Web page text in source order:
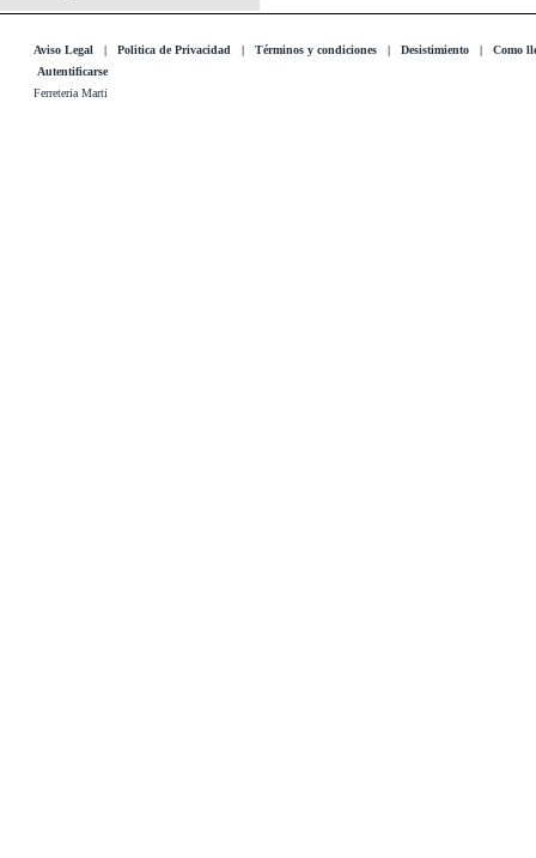
Aviso Legal | Politica de Privacidad | Términos y condiciones | Desistimiento | Como
Autentificarse
Ferreteria Marti